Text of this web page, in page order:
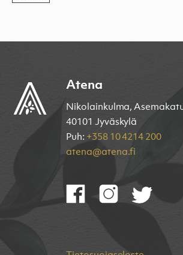
Atena
Nikolainkulma,
40101 Jyväskylä
Puh: +358 10 4214 200
atena@atena.fi